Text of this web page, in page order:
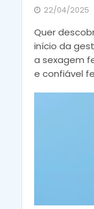
22/04/2025
Quer
início da
a sexagem
e confiável